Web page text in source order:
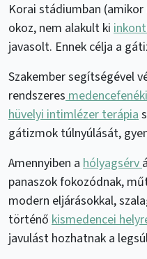
Korai stádiumban
okoz, nem alakult ki
javasolt. Ennek célja a
Szakember segítségével
rendszeres
hüvelyi intimlézer terápia
gátizmok túlnyúlását,
Amennyiben a hólyagsérv
panaszok fokozódnak,
modern eljárásokkal,
történő kismedencei
javulást hozhatnak a